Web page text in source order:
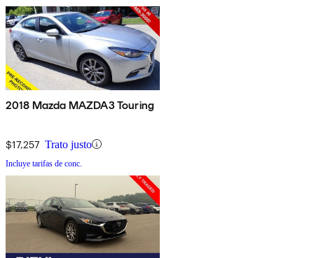
2018 Mazda MAZDA3 Touring
$17,257 Trato justo
Incluye tarifas de conc.